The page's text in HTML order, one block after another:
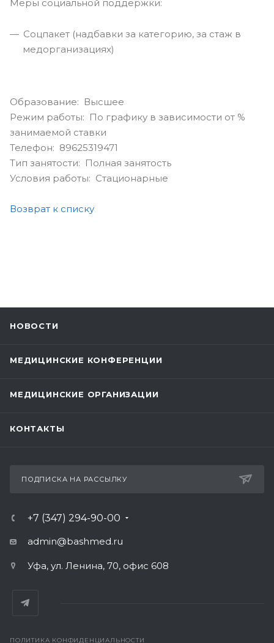
Меры социальной поддержки:
Соцпакет (надбавки за категорию, за стаж в
медорганизациях)
Образование: Высшее
Режим работы: По графику в зависимости от %
занимаемой ставки
Телефон: 89625319471
Тип занятости: Полная занятость
Условия работы: Стационарные
Возврат к списку
НОВОСТИ
МЕДИЦИНСКИЕ КОНФЕРЕНЦИИ
МЕДИЦИНСКИЕ ОРГАНИЗАЦИИ
КОНТАКТЫ
ПОДПИСКА НА РАССЫЛКУ
+7 (347) 294-90-00
admin@bashmed.ru
Уфа, ул. Ленина, 70, офис 608
ПОЛИТИКА КОНФИДЕНЦИАЛЬНОСТИ